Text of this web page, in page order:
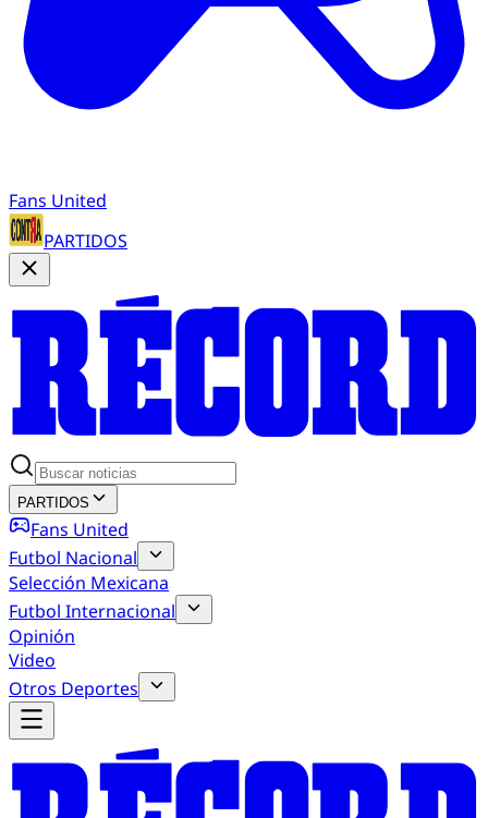
Fans United
PARTIDOS
PARTIDOS
Fans United
Futbol Nacional
Selección Mexicana
Futbol Internacional
Opinión
Video
Otros Deportes